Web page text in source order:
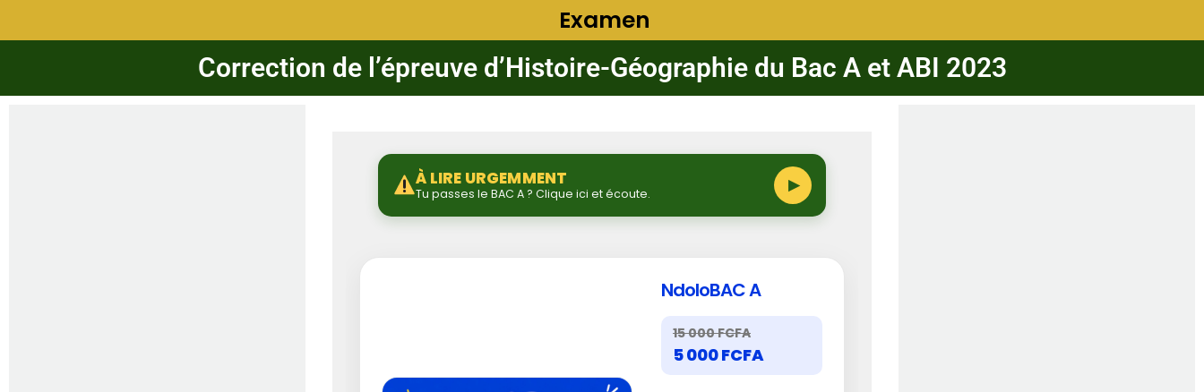
Examen
Correction de l’épreuve d’Histoire-Géographie du Bac A et ABI 2023
À LIRE URGEMMENT
Tu passes le BAC A ? Clique ici et écoute. ▶
NdoloBAC A
15 000 FCFA
5 000 FCFA